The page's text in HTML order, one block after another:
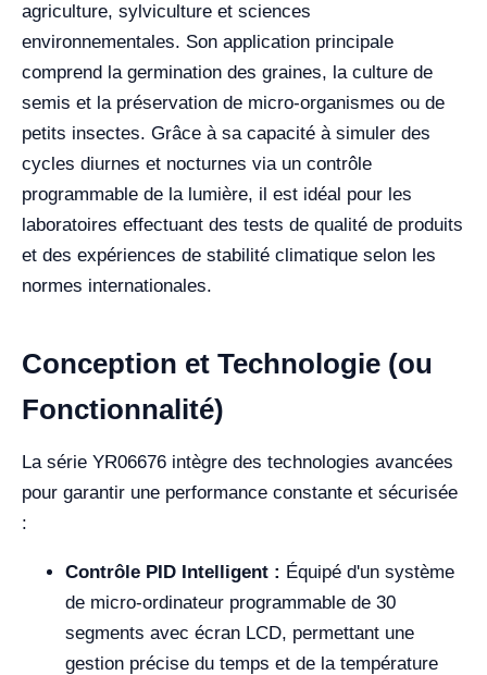
agriculture, sylviculture et sciences
environnementales. Son application principale
comprend la germination des graines, la culture de
semis et la préservation de micro-organismes ou de
petits insectes. Grâce à sa capacité à simuler des
cycles diurnes et nocturnes via un contrôle
programmable de la lumière, il est idéal pour les
laboratoires effectuant des tests de qualité de produits
et des expériences de stabilité climatique selon les
normes internationales.
Conception et Technologie (ou
Fonctionnalité)
La série YR06676 intègre des technologies avancées
pour garantir une performance constante et sécurisée
:
Contrôle PID Intelligent : Équipé d'un système
de micro-ordinateur programmable de 30
segments avec écran LCD, permettant une
gestion précise du temps et de la température